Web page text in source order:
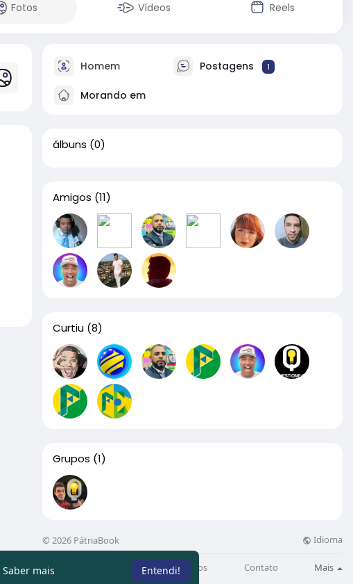
Saber mais Entendi!
Fotos Vídeos Reels
Homem Postagens 1
Morando em
álbuns (0)
Amigos (11)
Curtiu (8)
Grupos (1)
© 2026 PátriaBook Idioma
Sobre Artigos Contato Mais